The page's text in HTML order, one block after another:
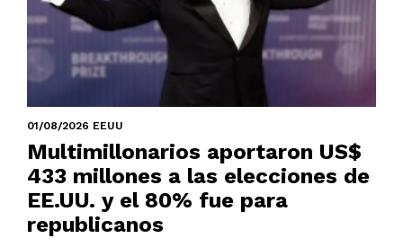
01/08/2026 EEUU
Multimillonarios aportaron US$
433 millones a las elecciones de
EE.UU. y el 80% fue para
republicanos